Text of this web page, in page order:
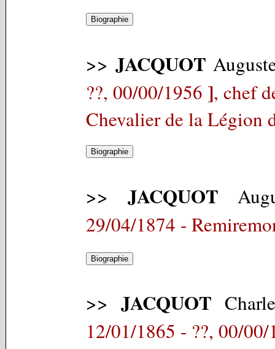
>> JACQUOT
??, 00/00/1956 ], chef
Chevalier de la Légion
>> JACQUOT
29/04/1874 -
>> JACQUOT
12/01/1865 - ??, 00/00/